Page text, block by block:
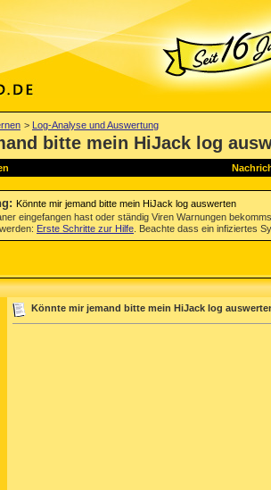
> Log-Analyse und Auswertung
bitte mein HiJack log
: Könnte mir jemand bitte mein HiJack log auswerten
eingefangen hast oder ständig Viren Warnungen
Erste Schritte zur Hilfe . Beachte dass ein infiziertes
Könnte mir jemand bitte mein HiJack log